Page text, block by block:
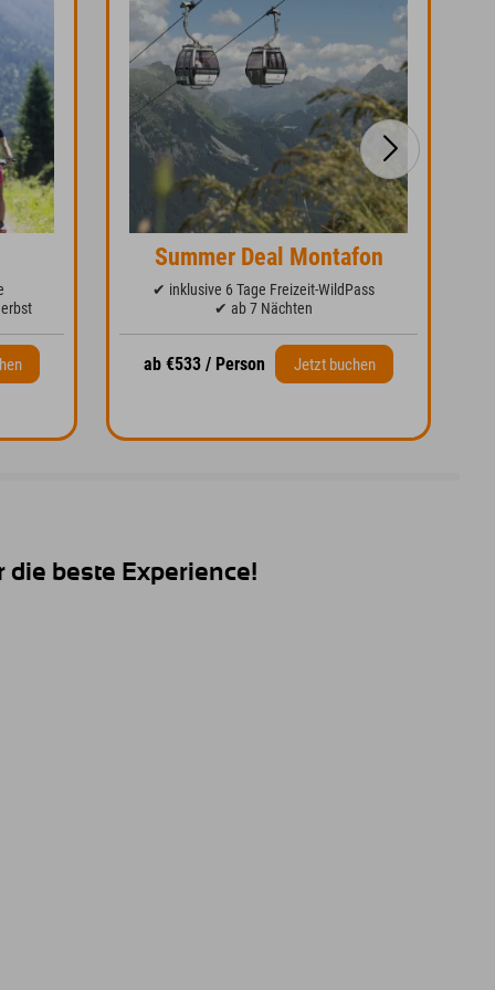
Summer Deal Montafon
✔ inklusive 6 Tage Freizeit-WildPass
✔ ab 7 Nächten
ab €533 / Person Jetzt buchen
beste Experience!